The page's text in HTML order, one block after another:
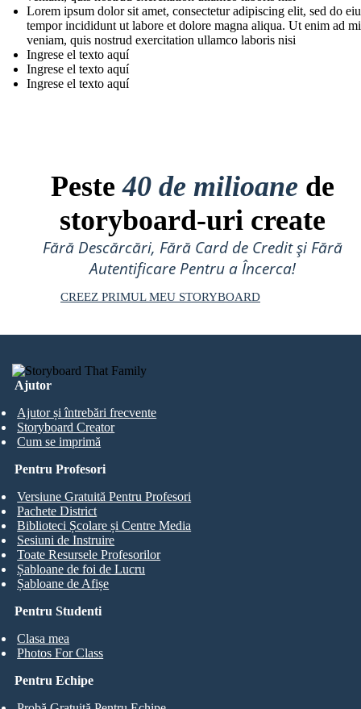
Lorem ipsum dolor sit amet, consectetur adipiscing elit, sed do
tempor incididunt ut labore et dolore magna aliqua. Ut enim ad
veniam, quis nostrud exercitation ullamco laboris nisi
Ingrese el texto aquí
Ingrese el texto aquí
Ingrese el texto aquí
Peste40 de milioane de
storyboard-uri create
Fără Descărcări, Fără Card de Credit și Fără
Autentificare Pentru a Încerca!
CREEZ PRIMUL MEU STORYBOARD
Ajutor
Ajutor și întrebări frecvente
Storyboard Creator
Cum se imprimă
Pentru Studenti
Clasa mea
Photos For Class
Pentru Profesori
Versiune Gratuită Pentru Profesori
Pachete District
Biblioteci Școlare și Centre Media
Sesiuni de Instruire
Toate Resursele Profesorilor
Șabloane de foi de Lucru
Șabloane de Afișe
Pentru Echipe